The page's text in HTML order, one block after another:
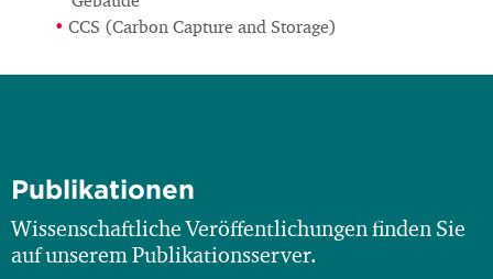
CCS (Carbon Capture and Storage)
Publikationen
Wissenschaftliche Veröffentlichungen finden Sie
auf unserem Publikationsserver.